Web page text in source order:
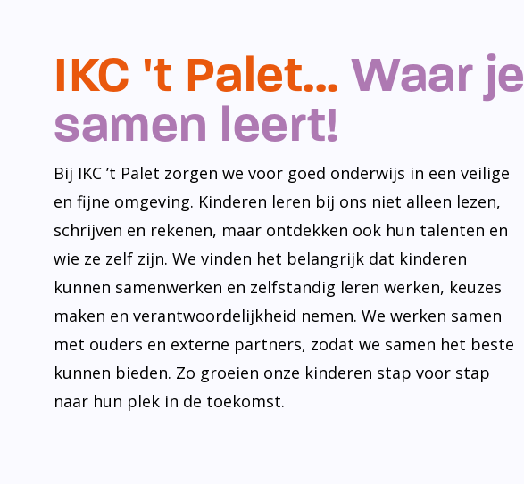
IKC 't Palet... Waar je
samen leert!
Bij IKC ’t Palet zorgen we voor goed onderwijs in een veilige
en fijne omgeving. Kinderen leren bij ons niet alleen lezen,
schrijven en rekenen, maar ontdekken ook hun talenten en
wie ze zelf zijn. We vinden het belangrijk dat kinderen
kunnen samenwerken en zelfstandig leren werken, keuzes
maken en verantwoordelijkheid nemen. We werken samen
met ouders en externe partners, zodat we samen het beste
kunnen bieden. Zo groeien onze kinderen stap voor stap
naar hun plek in de toekomst.